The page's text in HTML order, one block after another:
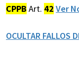
CPPB Art. 42 Ver
OCULTAR FALLOS